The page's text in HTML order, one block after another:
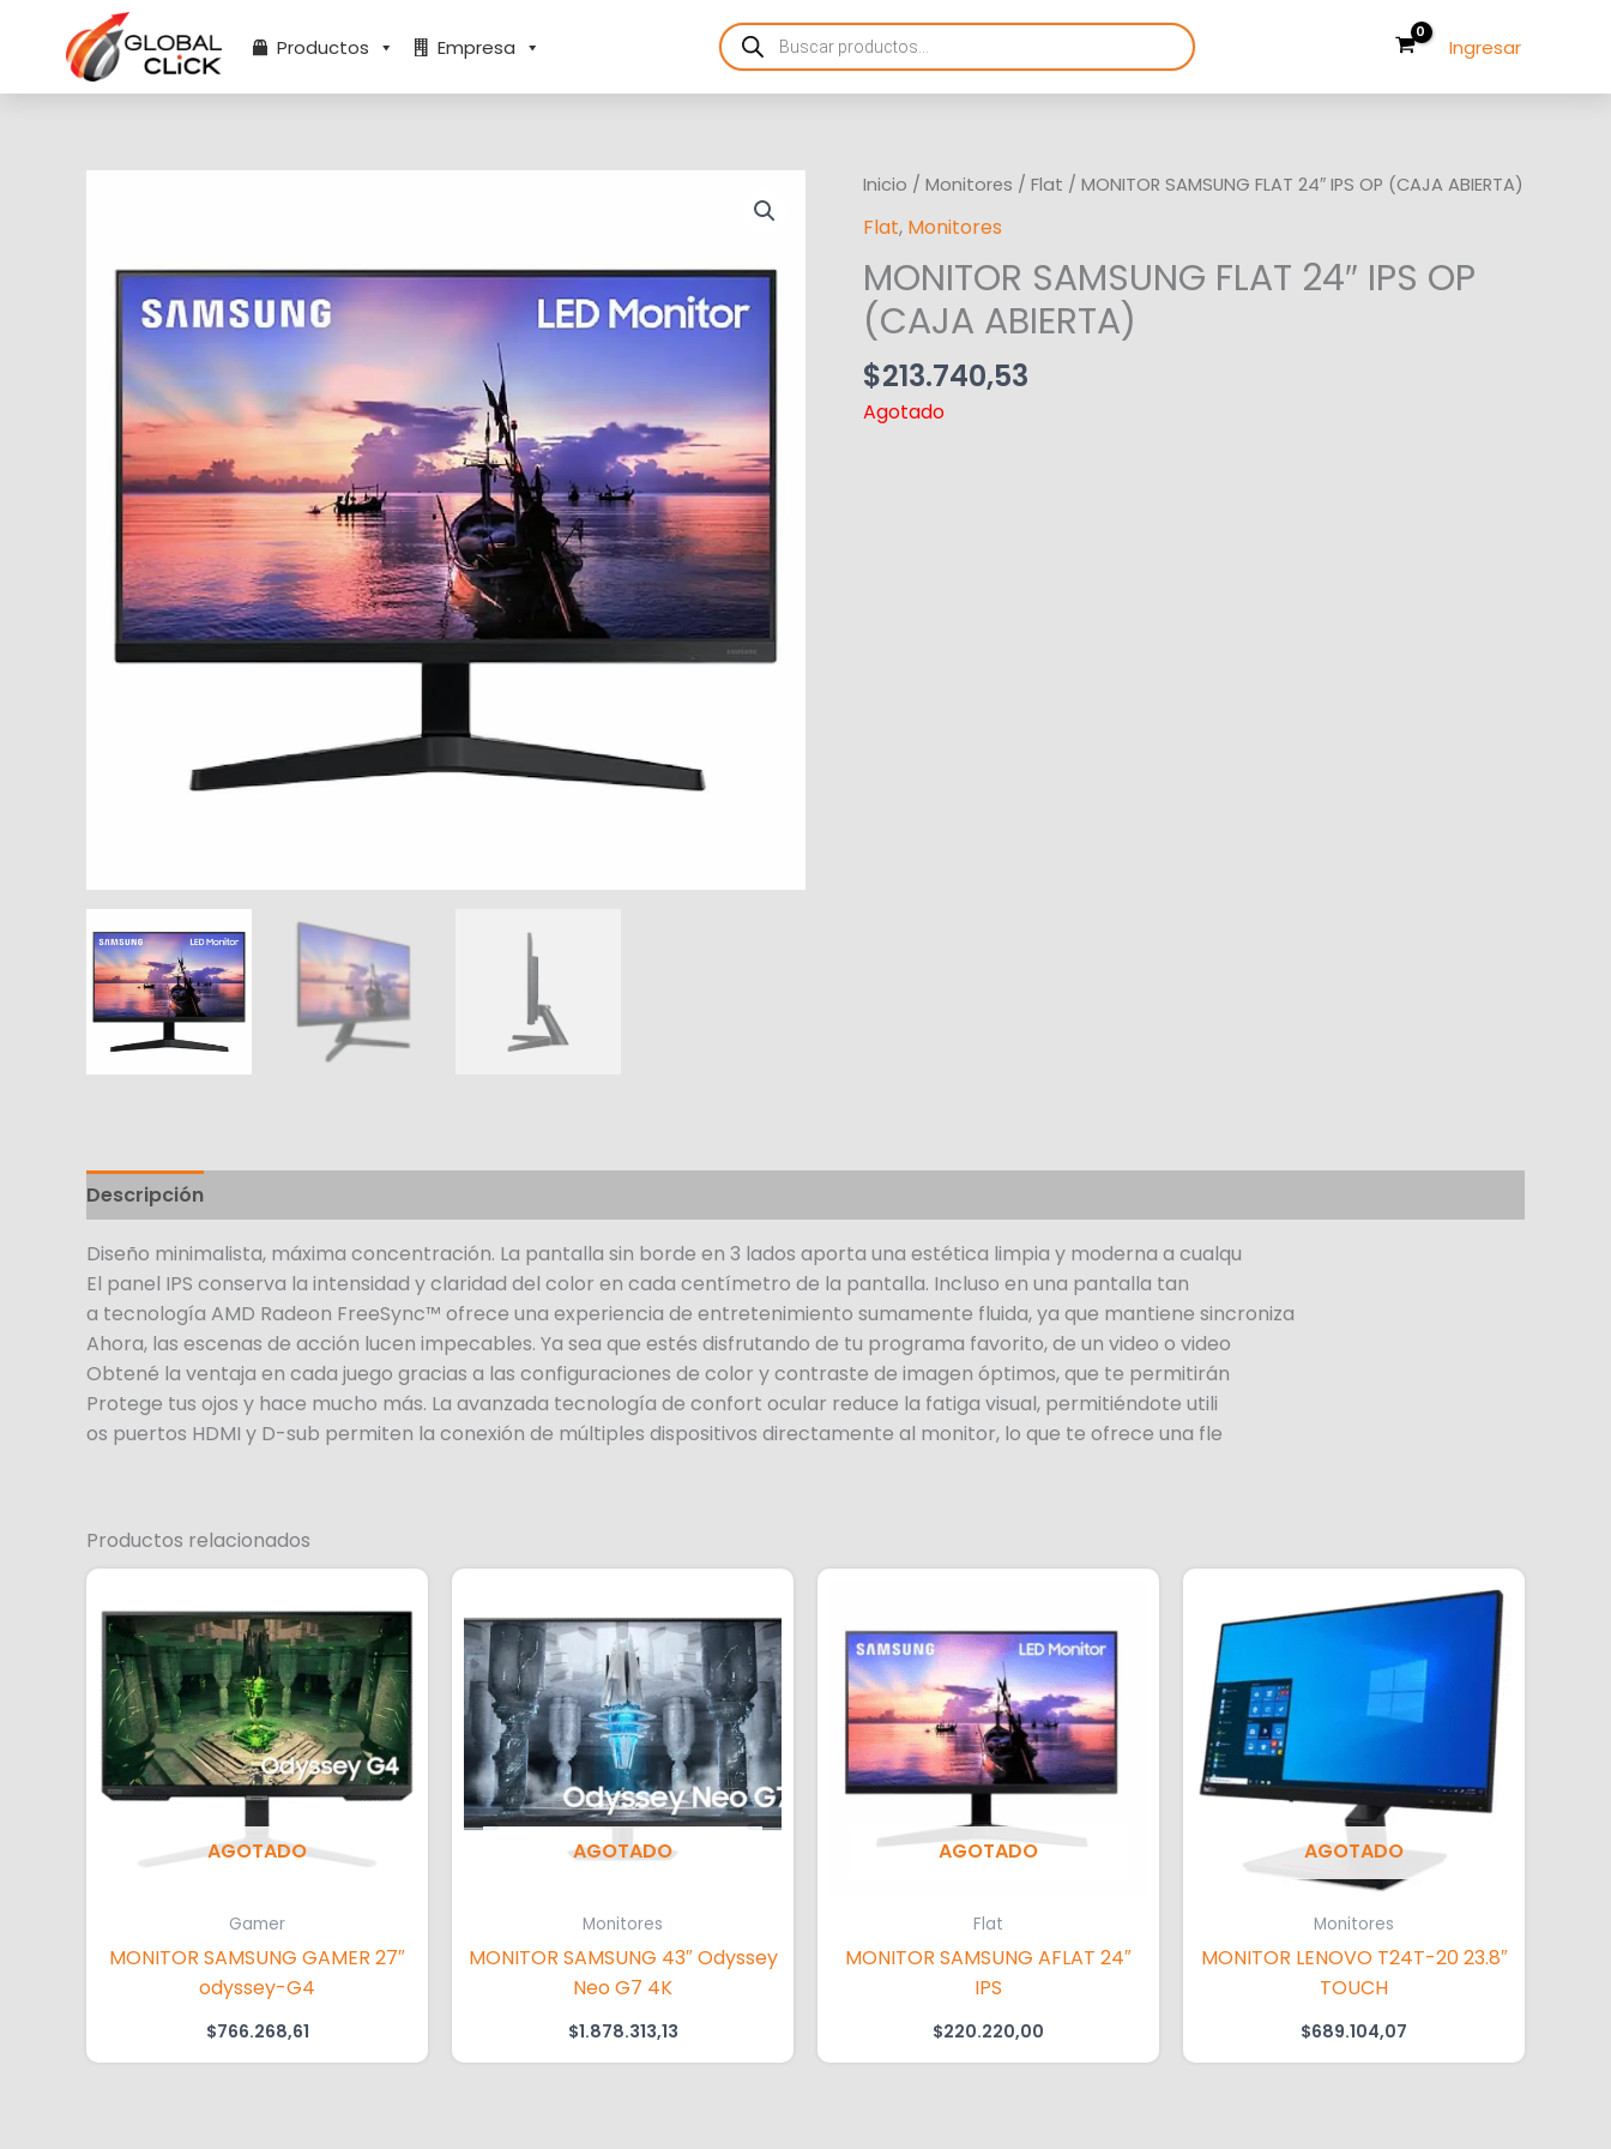
contenido
Productos Empresa
Products
search Ingresar
Inicio / Monitores / Flat / MONITOR SAMSUNG FLAT 24″ IPS OP (CAJA ABIERTA)
Flat, Monitores
MONITOR SAMSUNG FLAT 24″ IPS OP
(CAJA ABIERTA)
$213.740,53
Agotado
Descripción
Diseño minimalista, máxima concentración. La pantalla sin borde en 3 lados aporta una estética limpia y moderna a cualqu
El panel IPS conserva la intensidad y claridad del color en cada centímetro de la pantalla. Incluso en una pantalla tan
a tecnología AMD Radeon FreeSync™ ofrece una experiencia de entretenimiento sumamente fluida, ya que mantiene sincroniza
Ahora, las escenas de acción lucen impecables. Ya sea que estés disfrutando de tu programa favorito, de un video o video
Obtené la ventaja en cada juego gracias a las configuraciones de color y contraste de imagen óptimos, que te permitirán
Protege tus ojos y hace mucho más. La avanzada tecnología de confort ocular reduce la fatiga visual, permitiéndote utili
os puertos HDMI y D-sub permiten la conexión de múltiples dispositivos directamente al monitor, lo que te ofrece una fle
Productos relacionados
AGOTADO
Gamer
MONITOR SAMSUNG GAMER 27″
odyssey-G4
$766.268,61
AGOTADO
Monitores
MONITOR SAMSUNG 43″ Odyssey
Neo G7 4K
$1.878.313,13
AGOTADO
Flat
MONITOR SAMSUNG AFLAT 24″
IPS
$220.220,00
AGOTADO
Monitores
MONITOR LENOVO T24T-20 23.8″
TOUCH
$689.104,07